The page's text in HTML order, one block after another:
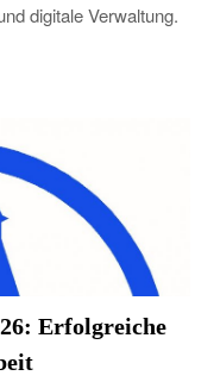
digitale Verwaltung.
Erfolgreiche